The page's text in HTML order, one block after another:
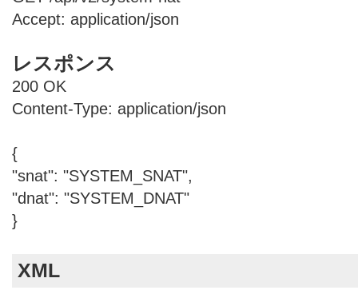
Accept: application/json
レスポンス
200 OK
Content-Type: application/json
{
"snat": "SYSTEM_SNAT",
"dnat": "SYSTEM_DNAT"
}
XML